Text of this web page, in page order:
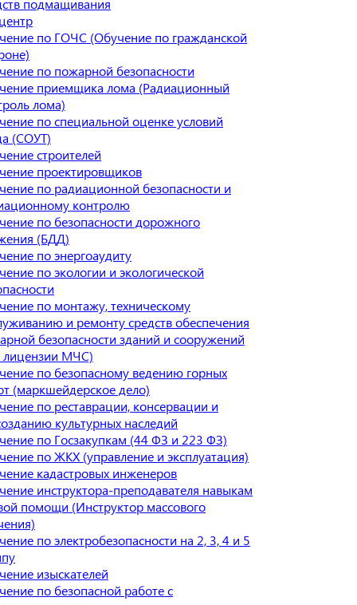
подмащивания
по ГОЧС (Обучение по гражданской
по пожарной безопасности
приемщика лома (Радиационный
лома)
по специальной оценке условий
(СОУТ)
строителей
проектировщиков
по радиационной безопасности и
контролю
по безопасности дорожного
(БДД)
по энергоаудиту
по экологии и экологической
по монтажу, техническому
и ремонту средств обеспечения
безопасности зданий и сооружений
лицензии МЧС)
по безопасному ведению горных
(маркшейдерское дело)
по реставрации, консервации и
культурных наследий
по Госзакупкам (44 ФЗ и 223 ФЗ)
по ЖКХ (управление и эксплуатация)
кадастровых инженеров
инструктора-преподавателя навыкам
помощи (Инструктор массового
по электробезопасности на 2, 3, 4 и 5
изыскателей
по безопасной работе с